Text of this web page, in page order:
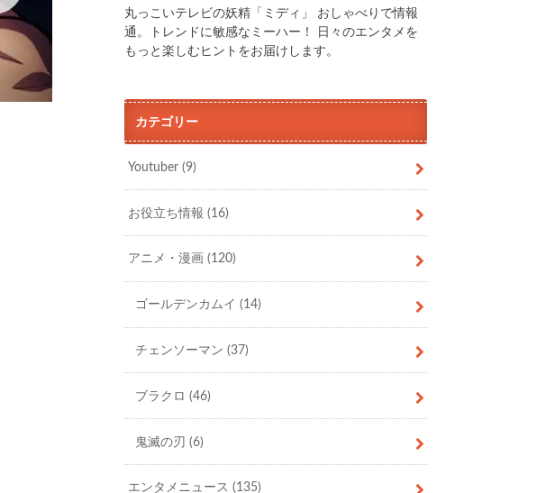
丸っこいテレビの妖精「ミディ」 おしゃべりで情報
通。トレンドに敏感なミーハー！ 日々のエンタメを
もっと楽しむヒントをお届けします。
カテゴリー
Youtuber(9)
お役立ち情報(16)
アニメ・漫画(120)
ゴールデンカムイ (14)
チェンソーマン (37)
ブラクロ (46)
鬼滅の刃 (6)
エンタメニュース(135)